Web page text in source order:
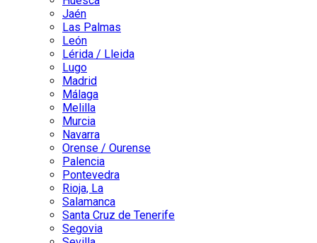
Jaén
Las Palmas
León
Lérida / Lleida
Lugo
Madrid
Málaga
Melilla
Murcia
Navarra
Orense / Ourense
Palencia
Pontevedra
Rioja, La
Salamanca
Santa Cruz de Tenerife
Segovia